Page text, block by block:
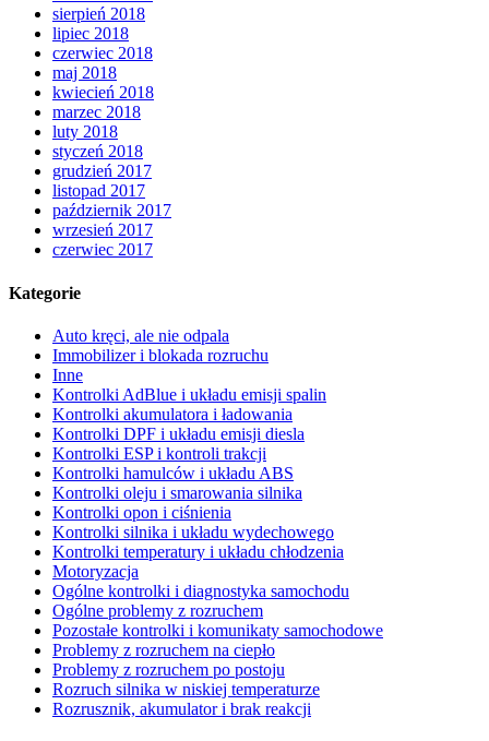
sierpień 2018
lipiec 2018
czerwiec 2018
maj 2018
kwiecień 2018
marzec 2018
luty 2018
styczeń 2018
grudzień 2017
listopad 2017
październik 2017
wrzesień 2017
czerwiec 2017
Kategorie
Auto kręci, ale nie odpala
Immobilizer i blokada rozruchu
Inne
Kontrolki AdBlue i układu emisji spalin
Kontrolki akumulatora i ładowania
Kontrolki DPF i układu emisji diesla
Kontrolki ESP i kontroli trakcji
Kontrolki hamulców i układu ABS
Kontrolki oleju i smarowania silnika
Kontrolki opon i ciśnienia
Kontrolki silnika i układu wydechowego
Kontrolki temperatury i układu chłodzenia
Motoryzacja
Ogólne kontrolki i diagnostyka samochodu
Ogólne problemy z rozruchem
Pozostałe kontrolki i komunikaty samochodowe
Problemy z rozruchem na ciepło
Problemy z rozruchem po postoju
Rozruch silnika w niskiej temperaturze
Rozrusznik, akumulator i brak reakcji